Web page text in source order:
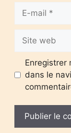
mail
web
Enregistrer
dans le